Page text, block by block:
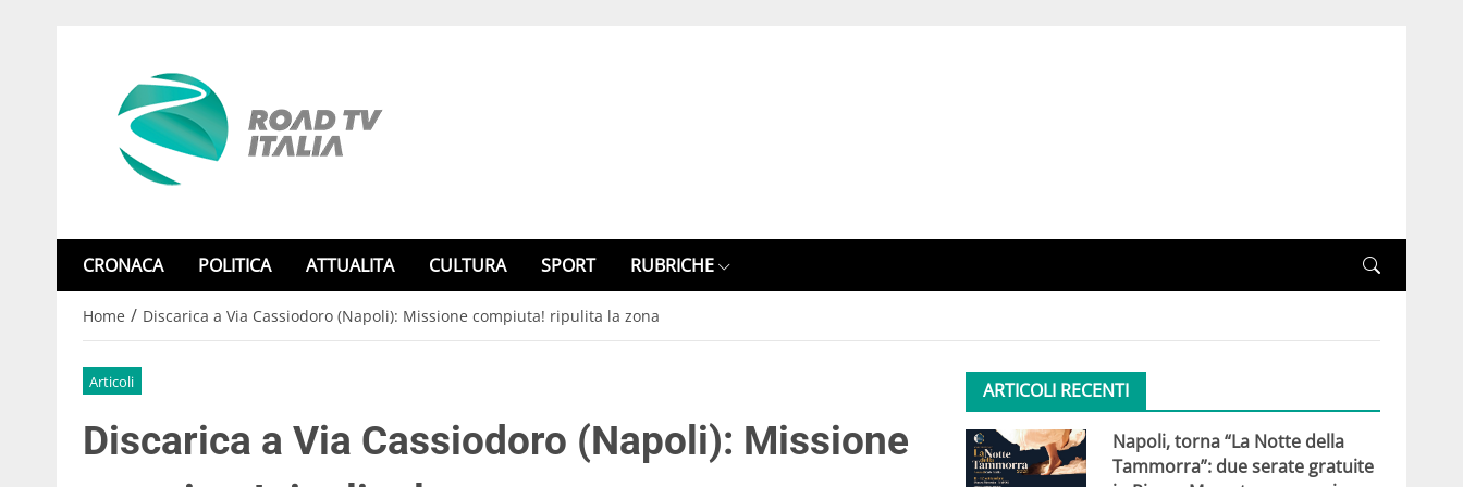
CRONACA POLITICA ATTUALITA CULTURA SPORT RUBRICHE
Home / Discarica a Via Cassiodoro (Napoli): Missione compiuta! ripulita la zona
Articoli
Discarica a Via Cassiodoro (Napoli): Missione
ARTICOLI RECENTI
Napoli, torna “La Notte della
Tammorra”: due serate gratuite